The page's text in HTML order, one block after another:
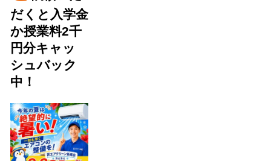
だくと入学金
か授業料2千
円分キャッ
シュバック
中！